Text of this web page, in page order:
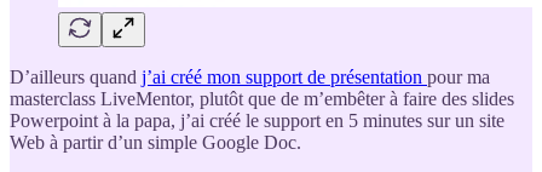
D’ailleurs quand j’ai créé mon support de présentation pour ma
masterclass LiveMentor, plutôt que de m’embêter à faire des slides
Powerpoint à la papa, j’ai créé le support en 5 minutes sur un site
Web à partir d’un simple Google Doc.